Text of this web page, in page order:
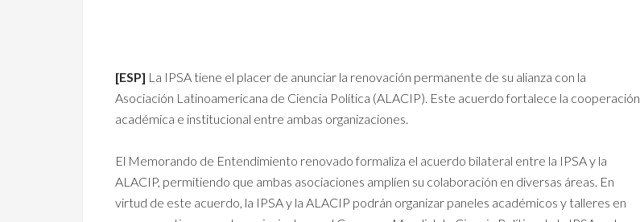
[ESP] La IPSA tiene el placer de anunciar la renovación permanente de su alianza con la
Asociación Latinoamericana de Ciencia Política (ALACIP). Este acuerdo fortalece la cooperación
académica e institucional entre ambas organizaciones.
El Memorando de Entendimiento renovado formaliza el acuerdo bilateral entre la IPSA y la
ALACIP, permitiendo que ambas asociaciones amplíen su colaboración en diversas áreas. En
virtud de este acuerdo, la IPSA y la ALACIP podrán organizar paneles académicos y talleres en